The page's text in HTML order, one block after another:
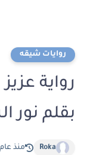
روايات شيقه
بقلم نور
Roka منذ عام